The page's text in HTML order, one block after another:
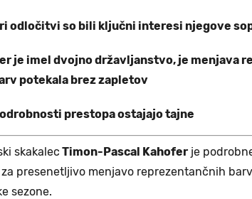
odločitvi so bili ključni interesi njegove
je imel dvojno državljanstvo, je menjava
potekala brez zapletov
prestopa ostajajo tajne
skakalec Timon-Pascal Kahofer je
presenetljivo menjavo reprezentančnih
sezone.